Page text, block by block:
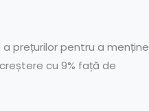
prețurilor pentru a menține
cu 9% față de